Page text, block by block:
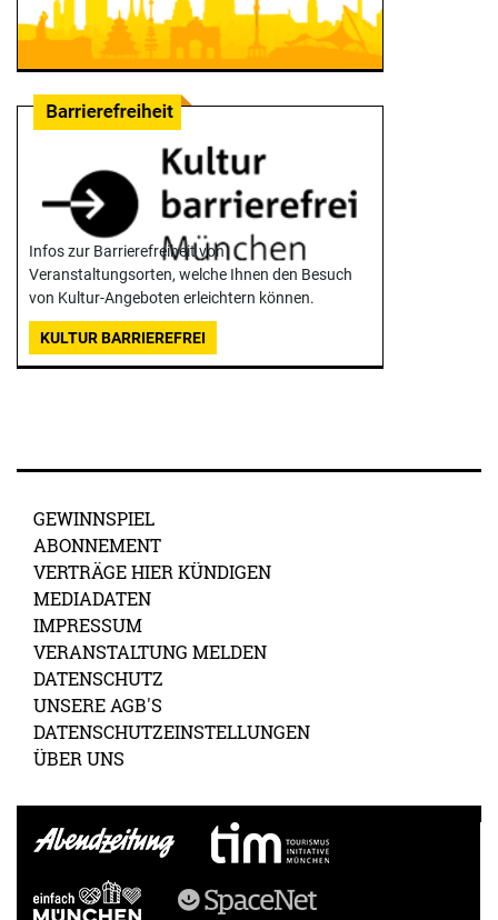
Infos zur Barrierefreiheit von
Veranstaltungsorten, welche Ihnen den Besuch
von Kultur-Angeboten erleichtern können.
KULTUR BARRIEREFREI
GEWINNSPIEL
ABONNEMENT
VERTRÄGE HIER KÜNDIGEN
MEDIADATEN
IMPRESSUM
VERANSTALTUNG MELDEN
DATENSCHUTZ
UNSERE AGB'S
DATENSCHUTZEINSTELLUNGEN
ÜBER UNS